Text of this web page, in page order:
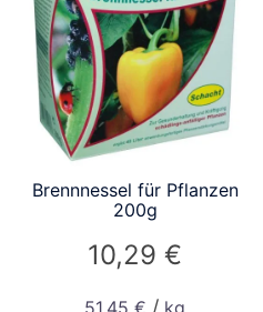
Brennnessel für Pflanzen
200g
10,29€
51,45€ / kg